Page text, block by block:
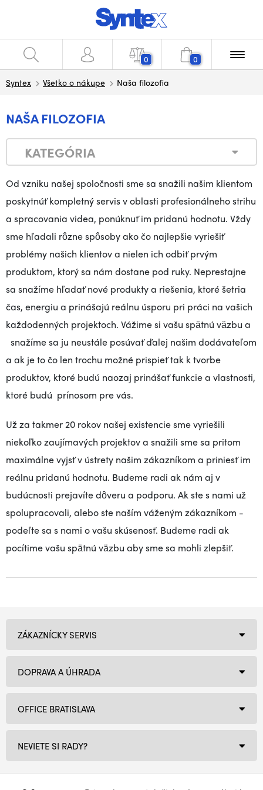
0 0
Syntex Všetko o nákupe Naša filozofia
NAŠA FILOZOFIA
KATEGÓRIA
Od vzniku našej spoločnosti sme sa snažili našim klientom
poskytnúť kompletný servis v oblasti profesionálneho strihu
a spracovania videa, ponúknuť im pridanú hodnotu. Vždy
sme hľadali rôzne spôsoby ako čo najlepšie vyriešiť
problémy našich klientov a nielen ich odbiť prvým
produktom, ktorý sa nám dostane pod ruky. Neprestajne
sa snažíme hľadať nové produkty a riešenia, ktoré šetria
čas, energiu a prinášajú reálnu úsporu pri práci na vašich
každodenných projektoch. Vážime si vašu spätnú väzbu a
snažíme sa ju neustále posúvať ďalej našim dodávateľom
a ak je to čo len trochu možné prispieť tak k tvorbe
produktov, ktoré budú naozaj prinášať funkcie a vlastnosti,
ktoré budú prínosom pre vás.
Už za takmer 20 rokov našej existencie sme vyriešili
niekoľko zaujímavých projektov a snažili sme sa pritom
maximálne vyjsť v ústrety našim zákazníkom a priniesť im
reálnu pridanú hodnotu. Budeme radi ak nám aj v
budúcnosti prejavíte dôveru a podporu. Ak ste s nami už
spolupracovali, alebo ste naším váženým zákazníkom -
podeľte sa s nami o vašu skúsenosť. Budeme radi ak
pocítime vašu spätnú väzbu aby sme sa mohli zlepšiť.
OFFICE BRATISLAVA
NEVIETE SI RADY?
ZÁKAZNÍCKY SERVIS
DOPRAVA A ÚHRADA